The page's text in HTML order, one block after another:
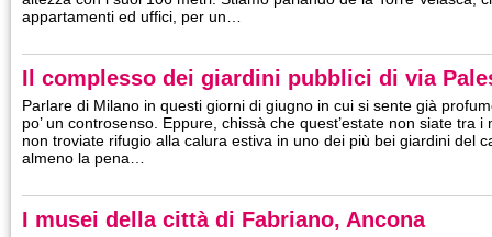
appartamenti ed uffici, per un…
Il complesso dei giardini pubblici di via
Parlare di Milano in questi giorni di giugno in cui si sente già
po’ un controsenso. Eppure, chissà che quest’estate non siate tra
non troviate rifugio alla calura estiva in uno dei più bei giardini del
almeno la pena…
I musei della città di Fabriano, Ancona